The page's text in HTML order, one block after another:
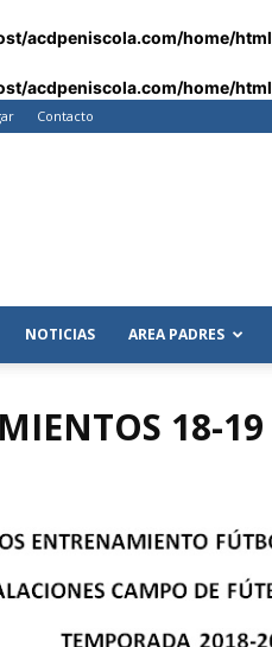
acdpeniscola.com/home/
acdpeniscola.com/home/
Contacto
NOTICIAS AREA PADRES
18-19